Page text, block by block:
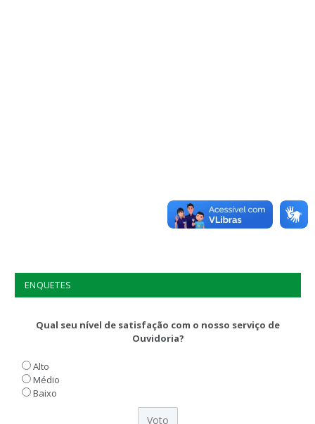
ENQUETES
Qual seu nível de satisfação com o nosso serviço de
Ouvidoria?
Alto
Médio
Baixo